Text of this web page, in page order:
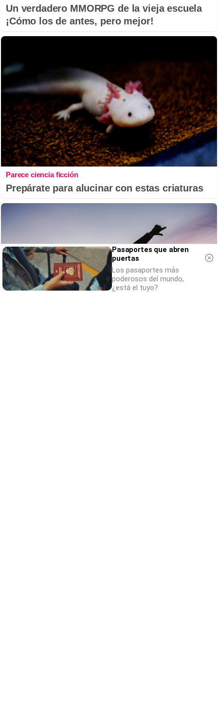
Un verdadero MMORPG de la vieja escuela
¡Cómo los de antes, pero mejor!
Parece ciencia ficción
Prepárate para alucinar con estas criaturas
Pasaportes que abren
puertas
Los pasaportes más
poderosos del mundo,
¿está el tuyo?